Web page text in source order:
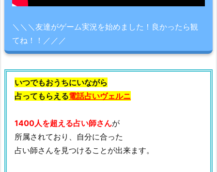
＼＼＼友達がゲーム実況を始めました！良かったら観
てね！！／／／
いつでもおうちにいながら
占ってもらえる電話占いヴェルニ
1400人を超える占い師さんが
所属されており、自分に合った
占い師さんを見つけることが出来ます。